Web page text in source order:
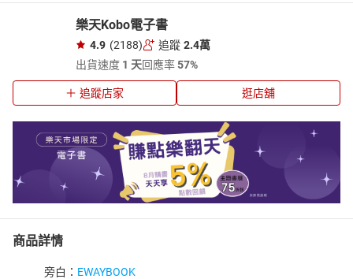
樂天Kobo電子書
4.9 (2188) 追蹤 2.4萬
出貨速度 1 天回應率57%
追蹤店家 逛店舖
商品詳情
旁白： EWAYBOOK